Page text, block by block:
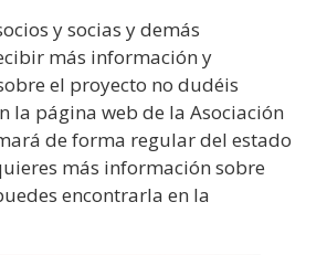
y socias y demás
más información y
el proyecto no dudéis
la página web de la Asociación
de forma regular del estado
más información sobre
encontrarla en la